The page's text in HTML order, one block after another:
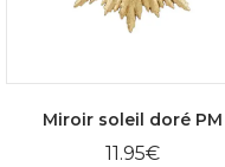
Miroir soleil doré PM
11.95€